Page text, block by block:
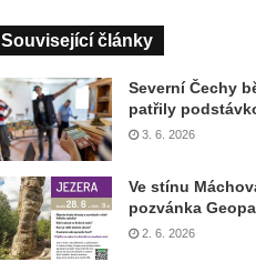
Související články
Severní Čechy
patřily
3. 6. 2026
Ve stínu
pozvánka
2. 6. 2026